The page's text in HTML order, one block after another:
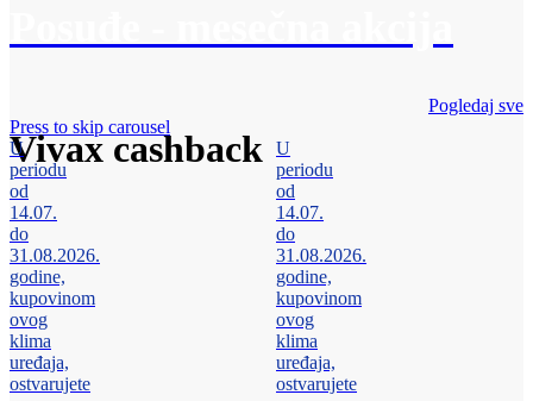
Vivax cashback
Pogledaj sve
Press to skip carousel
U
periodu
od
14.07.
do
31.08.2026.
godine,
kupovinom
ovog
klima
uređaja,
ostvarujete
U
periodu
od
14.07.
do
31.08.2026.
godine,
kupovinom
ovog
klima
uređaja,
ostvarujete